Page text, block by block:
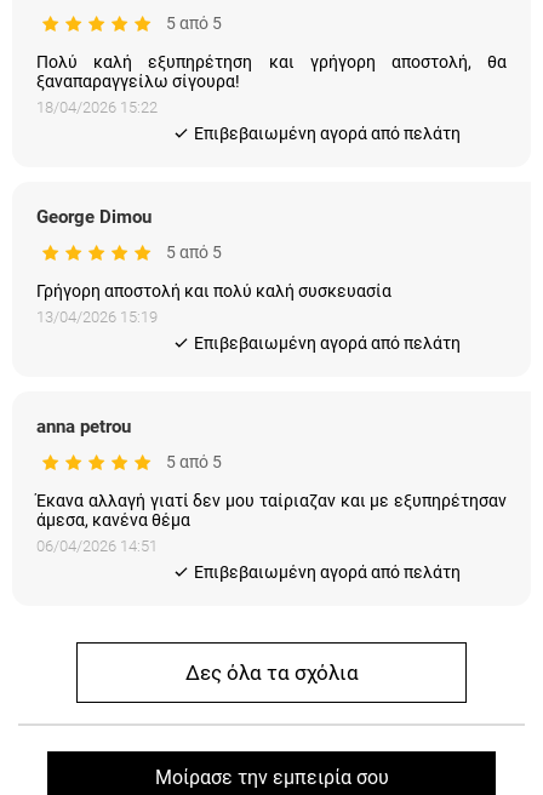
5 από 5
Πολύ καλή εξυπηρέτηση και γρήγορη αποστολή, θα
ξαναπαραγγείλω σίγουρα!
18/04/2026 15:22
Eπιβεβαιωμένη αγορά από πελάτη
George Dimou
5 από 5
Γρήγορη αποστολή και πολύ καλή συσκευασία
13/04/2026 15:19
Eπιβεβαιωμένη αγορά από πελάτη
anna petrou
5 από 5
Έκανα αλλαγή γιατί δεν μου ταίριαζαν και με εξυπηρέτησαν
άμεσα, κανένα θέμα
06/04/2026 14:51
Eπιβεβαιωμένη αγορά από πελάτη
Δες όλα τα σχόλια
Μοίρασε την εμπειρία σου